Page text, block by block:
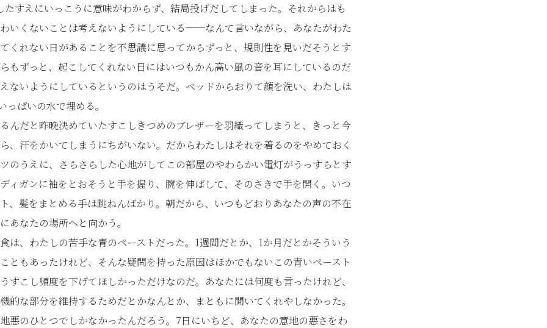
たすえにいっこうに意味がわからず、結局投げだしてしまった。それからはも
いくないことは考えないようにしている──なんて言いながら、あなたがわた
くれない日があることを不思議に思ってからずっと、規則性を見いだそうとす
もずっと、起こしてくれない日にはいつもかん高い風の音を耳にしているのだ
ないようにしているというのはうそだ。ベッドからおりて顔を洗い、わたしは
ぱいの水で埋める。
だと昨晩決めていたすこしきつめのブレザーを羽織ってしまうと、きっと今
、汗をかいてしまうにちがいない。だからわたしはそれを着るのをやめておく
のうえに、さらさらした心地がしてこの部屋のやわらかい電灯がうっすらとす
ィガンに袖をとおそうと手を握り、腕を伸ばして、そのさきで手を開く。いつ
、髪をまとめる手は跳ねんばかり。朝だから、いつもどおりあなたの声の不在
あなたの場所へと向かう。
、わたしの苦手な青のペーストだった。1週間だとか、1か月だとかそういう
ともあったけれど、そんな疑問を持った原因はほかでもないこの青いペースト
こし頻度を下げてほしかっただけなのだ。あなたには何度も言ったけれど、
的な部分を維持するためだとかなんとか、まともに聞いてくれやしなかった。
悪のひとつでしかなかったんだろう。7日にいちど、あなたの意地の悪さをわ